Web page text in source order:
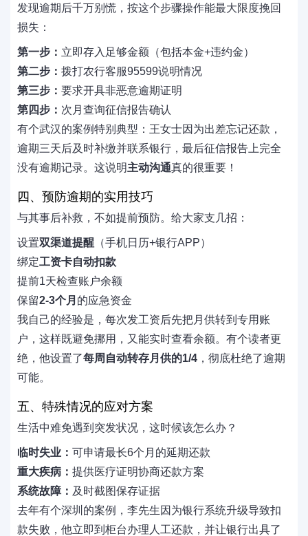
发现逾期后千万别慌，按这个步骤操作能最大限度挽回
损失：
第一步： 立即存入足够金额（包括本金+违约金）
第二步： 拨打农行客服95599说明情况
第三步： 要求开具非恶意逾期证明
第四步： 次月查询征信报告确认
有个武汉的案例特别典型：王女士因为出差忘记还款，
逾期三天后及时补缴并联系银行，最后征信报告上完全
没有逾期记录。这说明主动沟通真的很重要！
四、预防逾期的实用技巧
与其事后补救，不如提前预防。给大家支几招：
设置双渠道提醒 （手机日历+银行APP）
绑定工资卡自动扣款
提前1天检查账户余额
保留2-3个月 的应急资金
我自己的经验是，每次发工资后先把月供转到专用账
户，这样既避免挪用，又能实时查看余额。有个读者更
绝，他设置了每周自动转存月供的1/4 ，彻底杜绝了逾期
可能。
五、特殊情况的应对方案
生活中难免遇到突发状况，这时候该怎么办？
临时失业： 可申请最长6个月的延期还款
重大疾病： 提供医疗证明协商还款方案
系统故障： 及时截图保存证据
去年有个深圳的案例，李先生因为银行系统升级导致扣
款失败，他立即到柜台办理人工还款，并让银行出具了